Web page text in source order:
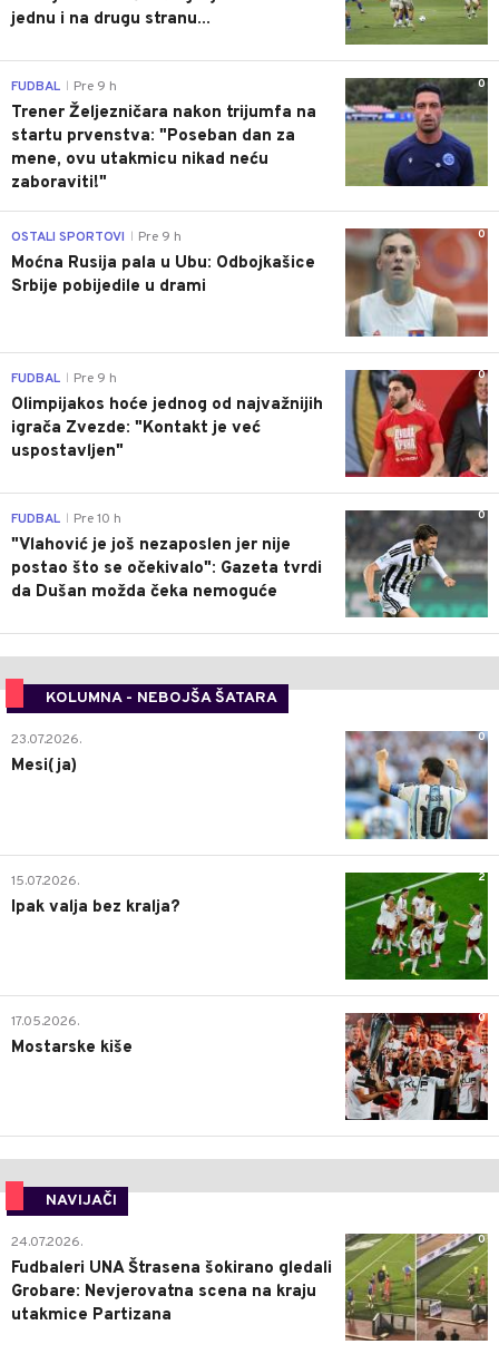
jednu i na drugu stranu...
0
FUDBAL Pre 9 h
Trener Željezničara nakon trijumfa na
startu prvenstva: "Poseban dan za
mene, ovu utakmicu nikad neću
zaboraviti!"
0
OSTALI SPORTOVI Pre 9 h
Moćna Rusija pala u Ubu: Odbojkašice
Srbije pobijedile u drami
0
FUDBAL Pre 9 h
Olimpijakos hoće jednog od najvažnijih
igrača Zvezde: "Kontakt je već
uspostavljen"
0
FUDBAL Pre 10 h
"Vlahović je još nezaposlen jer nije
postao što se očekivalo": Gazeta tvrdi
da Dušan možda čeka nemoguće
KOLUMNA - NEBOJŠA ŠATARA
0
23.07.2026.
Mesi(ja)
2
15.07.2026.
Ipak valja bez kralja?
0
17.05.2026.
Mostarske kiše
NAVIJAČI
0
24.07.2026.
Fudbaleri UNA Štrasena šokirano gledali
Grobare: Nevjerovatna scena na kraju
utakmice Partizana